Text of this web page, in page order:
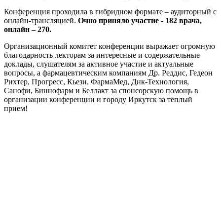
Конференция проходила в гибридном формате – аудиторный с
онлайн-трансляцией. Очно приняло участие - 182 врача,
онлайн – 270.
Организационный комитет конференции выражает огромную
благодарность лекторам за интересные и содержательные
доклады, слушателям за активное участие и актуальные
вопросы, а фармацевтическим компаниям Др. Реддис, Гедеон
Рихтер, Прогресс, Кьези, ФармаМед, Днк-Технология,
Санофи, Биннофарм и Беллакт за спонсорскую помощь в
организации конференции и городу Иркутск за теплый
прием!